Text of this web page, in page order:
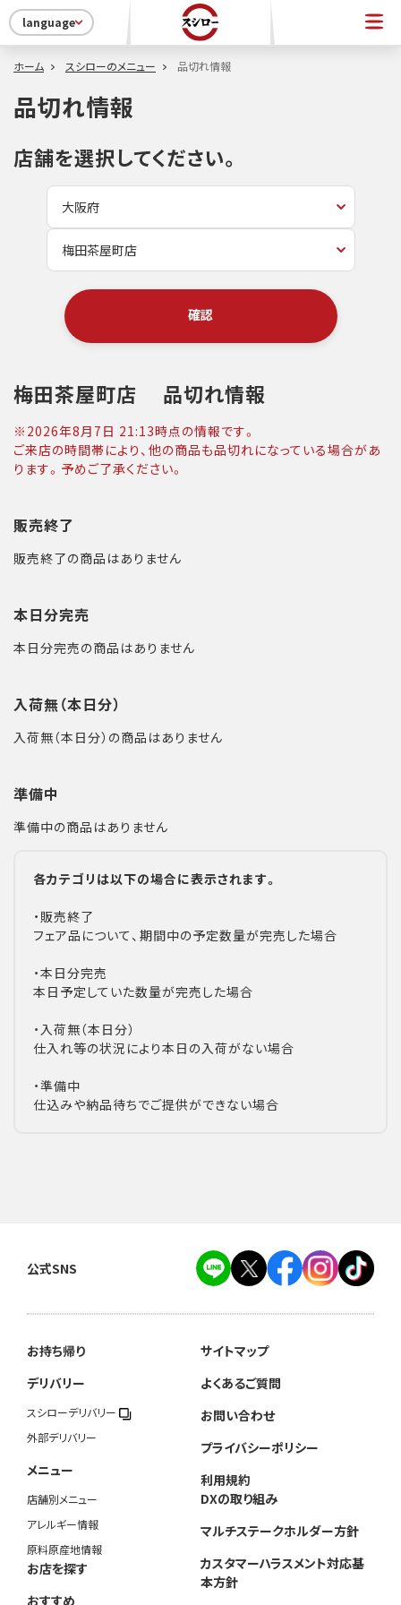
language
ホーム スシローのメニュー 品切れ情報
品切れ情報
店舗を選択してください。
確認
梅田茶屋町店 品切れ情報
※ 2026年8月7日 21:13時点の情報です。
ご来店の時間帯により、他の商品も品切れになっている場合があ
ります。予めご了承ください。
販売終了
販売終了の商品はありません
本日分完売
本日分完売の商品はありません
入荷無（本日分）
入荷無（本日分）の商品はありません
準備中
準備中の商品はありません
各カテゴリは以下の場合に表示されます。
・販売終了
フェア品について、期間中の予定数量が完売した場合
・本日分完売
本日予定していた数量が完売した場合
・入荷無（本日分）
仕入れ等の状況により本日の入荷がない場合
・準備中
仕込みや納品待ちでご提供ができない場合
公式SNS
お持ち帰り
デリバリー
スシローデリバリー
外部デリバリー
メニュー
店舗別メニュー
アレルギー情報
原料原産地情報
お店を探す
おすすめ
サイトマップ
よくあるご質問
お問い合わせ
プライバシーポリシー
利用規約
DXの取り組み
マルチステークホルダー方針
カスタマーハラスメント対応基
本方針